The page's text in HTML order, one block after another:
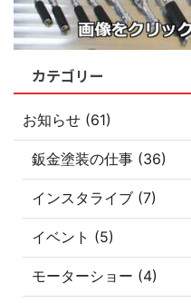
カテゴリー
お知らせ (61)
鈑金塗装の仕事 (36)
インスタライブ (7)
イベント (5)
モーターショー (4)